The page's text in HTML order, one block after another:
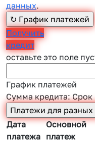
данных.
Получить
кредит
оставьте это поле
График платежей
Сумма кредита:Срок
Дата
платежа
Основной
платеж